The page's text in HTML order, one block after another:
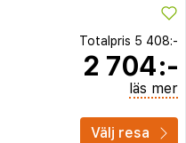
Totalpris 5 408:-
2 704:-
läs mer
Välj resa